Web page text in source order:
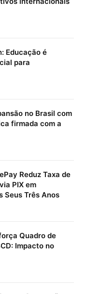
Educação é
para
no Brasil com
firmada com a
Reduz Taxa de
PIX em
Seus Três Anos
Quadro de
Impacto no